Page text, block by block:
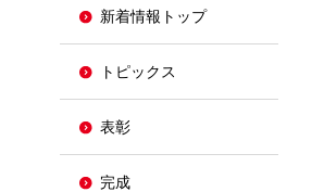
新着情報トップ
トピックス
表彰
完成